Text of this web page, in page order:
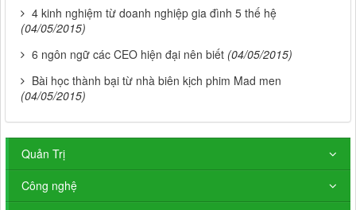
4 kinh nghiệm từ doanh nghiệp gia đình 5 thế hệ
(04/05/2015)
6 ngôn ngữ các CEO hiện đại nên biết (04/05/2015)
Bài học thành bại từ nhà biên kịch phim Mad men
(04/05/2015)
Quản Trị
Công nghệ